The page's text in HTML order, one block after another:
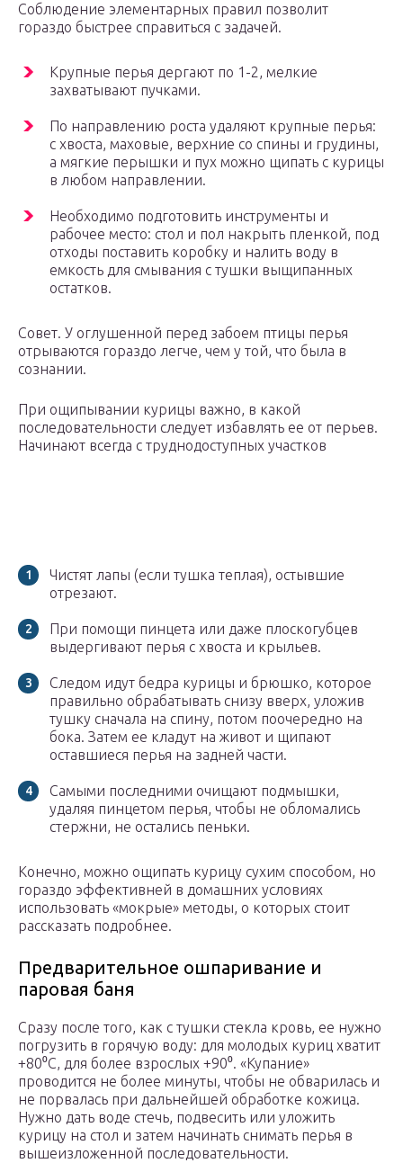
Соблюдение элементарных правил позволит
гораздо быстрее справиться с задачей.
Крупные перья дергают по 1-2, мелкие
захватывают пучками.
По направлению роста удаляют крупные перья:
с хвоста, маховые, верхние со спины и грудины,
а мягкие перышки и пух можно щипать с курицы
в любом направлении.
Необходимо подготовить инструменты и
рабочее место: стол и пол накрыть пленкой, под
отходы поставить коробку и налить воду в
емкость для смывания с тушки выщипанных
остатков.
Совет. У оглушенной перед забоем птицы перья
отрываются гораздо легче, чем у той, что была в
сознании.
При ощипывании курицы важно, в какой
последовательности следует избавлять ее от перьев.
Начинают всегда с труднодоступных участков
Чистят лапы (если тушка теплая), остывшие
отрезают.
При помощи пинцета или даже плоскогубцев
выдергивают перья с хвоста и крыльев.
Следом идут бедра курицы и брюшко, которое
правильно обрабатывать снизу вверх, уложив
тушку сначала на спину, потом поочередно на
бока. Затем ее кладут на живот и щипают
оставшиеся перья на задней части.
Самыми последними очищают подмышки,
удаляя пинцетом перья, чтобы не обломались
стержни, не остались пеньки.
Конечно, можно ощипать курицу сухим способом, но
гораздо эффективней в домашних условиях
использовать «мокрые» методы, о которых стоит
рассказать подробнее.
Предварительное ошпаривание и
паровая баня
Сразу после того, как с тушки стекла кровь, ее нужно
погрузить в горячую воду: для молодых куриц хватит
+80⁰С, для более взрослых +90⁰. «Купание»
проводится не более минуты, чтобы не обварилась и
не порвалась при дальнейшей обработке кожица.
Нужно дать воде стечь, подвесить или уложить
курицу на стол и затем начинать снимать перья в
вышеизложенной последовательности.